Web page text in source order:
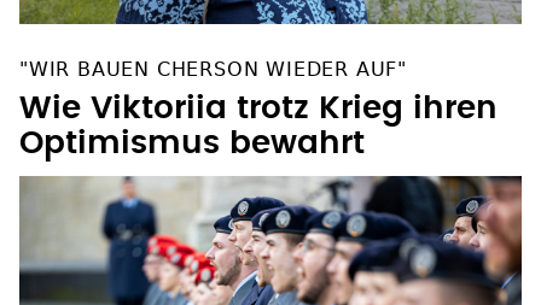
"WIR BAUEN CHERSON WIEDER AUF"
Wie Viktoriia trotz Krieg ihren
Optimismus bewahrt